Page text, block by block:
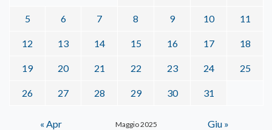
Maggio 2025
5 6 7 8 9 10 11
12 13 14 15 16 17 18
19 20 21 22 23 24 25
26 27 28 29 30 31
« Apr Giu »